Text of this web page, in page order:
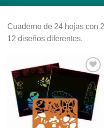
Cuaderno de 24 hojas con
12 diseños diferentes.
Añadir
a la
lista de
deseos